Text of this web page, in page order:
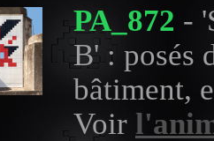
PA_872 -
B' : posés
bâtiment,
Voir